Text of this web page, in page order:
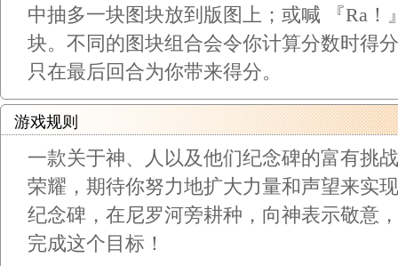
中抽多一块图块放到版图上；或喊 『Ra！
块。不同的图块组合会令你计算分数时得
只在最后回合为你带来得分。
游戏规则
一款关于神、人以及他们纪念碑的富有挑
荣耀，期待你努力地扩大力量和声望来实
纪念碑，在尼罗河旁耕种，向神表示敬意
完成这个目标！